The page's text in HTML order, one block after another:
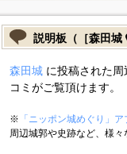
説明板（［森田城
森田城に投稿された周
コミがご覧頂けます。
※ 「ニッポン城めぐり」ア
周辺城郭や史跡など、様々